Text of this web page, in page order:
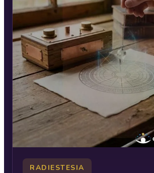
RADIESTESIA